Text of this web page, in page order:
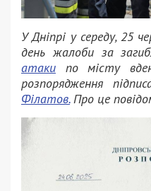
У Дніпрі у середу, 25
день жалоби за
атаки по місту
розпорядження
Філатов.Про це